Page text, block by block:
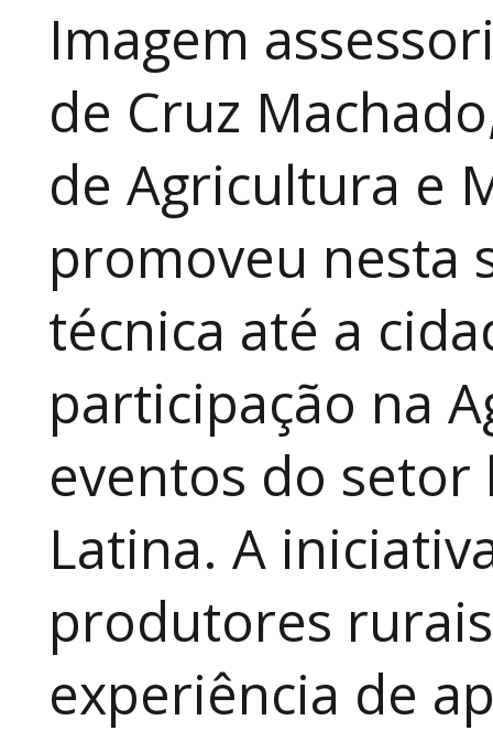
Imagem
de Cruz
de Agricultura e
promoveu nesta
técnica até a
participação na
eventos do
Latina. A
produtores
experiência de